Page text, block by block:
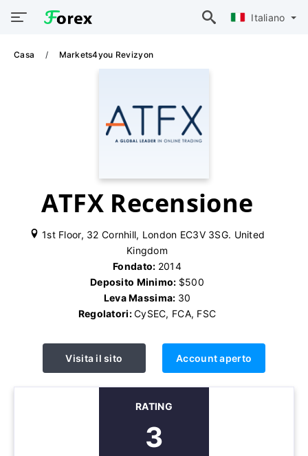
Italiano
Casa Markets4you Revizyon
ATFX Recensione
1st Floor, 32 Cornhill, London EC3V 3SG. United
Kingdom
Fondato: 2014
Deposito Minimo: $500
Leva Massima: 30
Regolatori:CySEC, FCA, FSC
Visita il sito Account aperto
RATING
3